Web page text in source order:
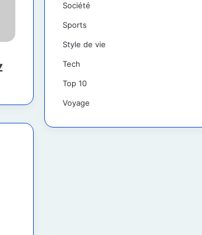
Société
Sports
Style de vie
Tech
Top 10
Voyage